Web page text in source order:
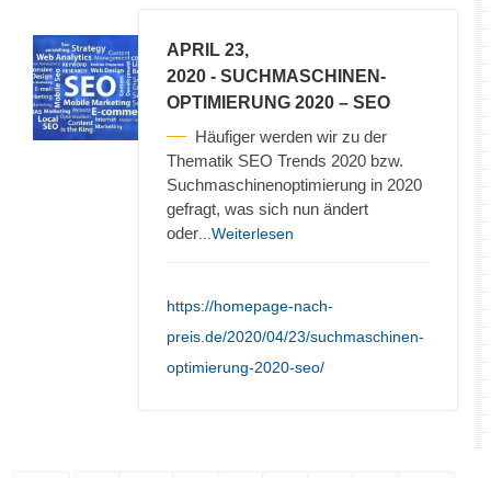
APRIL 23,
2020 - SUCHMASCHINEN-
OPTIMIERUNG 2020 – SEO
Häufiger werden wir zu der
Thematik SEO Trends 2020 bzw.
Suchmaschinenoptimierung in 2020
gefragt, was sich nun ändert
oder ...Weiterlesen
https://homepage-nach-
preis.de/2020/04/23/suchmaschinen-
optimierung-2020-seo/